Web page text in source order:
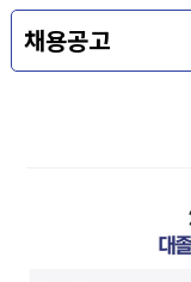
채용공고
윤리경영